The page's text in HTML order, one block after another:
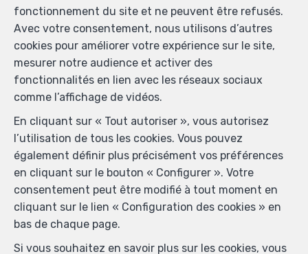
Localiser sur la carte
fonctionnement du site et ne peuvent être refusés.
Avec votre consentement, nous utilisons d’autres
cookies pour améliorer votre expérience sur le site,
mesurer notre audience et activer des
fonctionnalités en lien avec les réseaux sociaux
comme l’affichage de vidéos.
En cliquant sur « Tout autoriser », vous autorisez
l’utilisation de tous les cookies. Vous pouvez
également définir plus précisément vos préférences
en cliquant sur le bouton « Configurer ». Votre
consentement peut être modifié à tout moment en
cliquant sur le lien « Configuration des cookies » en
bas de chaque page.
Si vous souhaitez en savoir plus sur les cookies, vous